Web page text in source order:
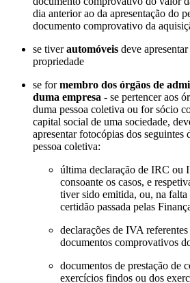
dia anterior ao da apresentação do
documento comprovativo da
se tiverautomóveis deve
propriedade
se formembro dos órgãos de
duma empresa - se pertencer aos
duma pessoa coletiva ou for sócio
capital social de uma sociedade,
apresentar fotocópias dos seguintes
pessoa coletiva:
última declaração de IRC ou
consoante os casos, e
tiver sido emitida, ou, na falta
certidão passada pelas
declarações de IVA
documentos comprovativos
documentos de prestação de
exercícios findos ou dos